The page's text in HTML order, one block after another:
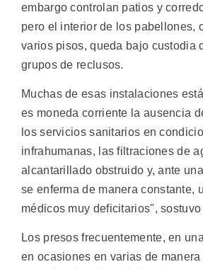
embargo controlan patios y
pero el interior de los pabellones,
varios pisos, queda bajo custodia
grupos de reclusos.
Muchas de esas instalaciones
es moneda corriente la ausencia
los servicios sanitarios en
infrahumanas, las filtraciones de
alcantarillado obstruido y, ante
se enferma de manera constante,
médicos muy deficitarios", sostuvo
Los presos frecuentemente, en
en ocasiones en varias de manera